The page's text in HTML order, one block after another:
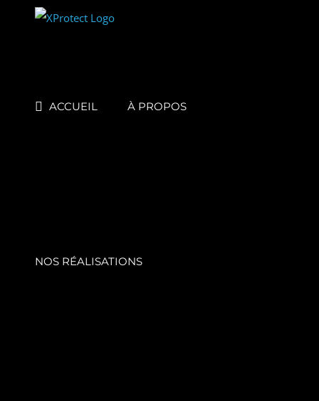
ACCUEIL À PROPOS
NOS RÉALISATIONS